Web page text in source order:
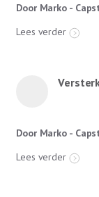
Door Marko -
Lees verder
Door Marko -
Lees verder